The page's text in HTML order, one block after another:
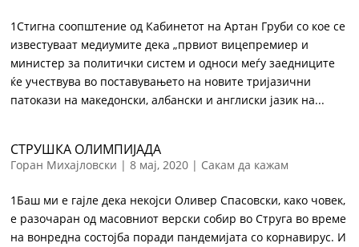
1Стигна соопштение од Кабинетот на Артан Груби со кое се
известуваат медиумите дека „првиот вицепремиер и
министер за политички систем и односи меѓу заедниците
ќе учествува во поставувањето на новите тријазични
патокази на македонски, албански и англиски јазик на...
СТРУШКА ОЛИМПИЈАДА
Горан Михајловски |8 мај, 2020 | Сакам да кажам
1Баш ми е гајле дека некојси Оливер Спасовски, како човек,
е разочаран од масовниот верски собир во Струга во време
на вонредна состојба поради пандемијата со корнавирус. И